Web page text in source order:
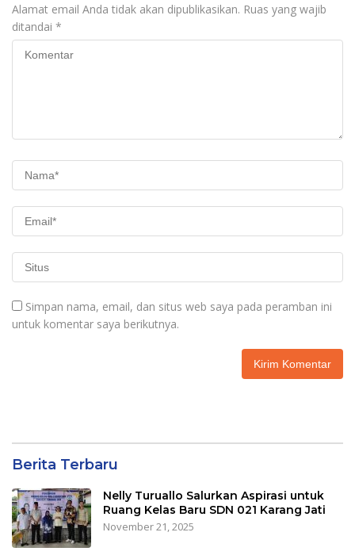
Alamat email Anda tidak akan dipublikasikan. Ruas yang wajib
ditandai *
Simpan nama, email, dan situs web saya pada peramban ini
untuk komentar saya berikutnya.
Berita Terbaru
Nelly Turuallo Salurkan Aspirasi untuk
Ruang Kelas Baru SDN 021 Karang Jati
November 21, 2025